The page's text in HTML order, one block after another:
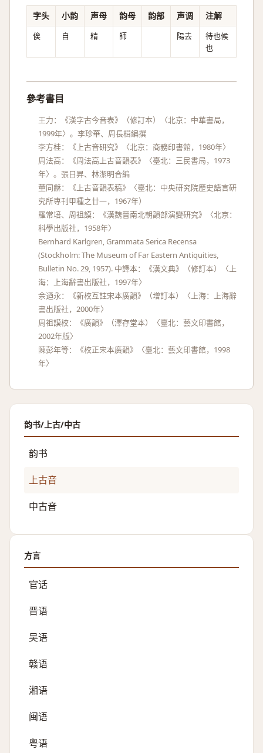
字头
小韵 声母 韵母 韵部 声调 注解
俟 自 精 師 陽去
待也候
也
參考書目
王力：《漢字古今音表》（修訂本）〈北京：中華書局，
1999年〉。李珍華、周長楫編撰
李方桂：《上古音研究》〈北京：商務印書館，1980年〉
周法高：《周法高上古音韻表》〈臺北：三民書局，1973
年〉。張日昇、林潔明合編
董同龢：《上古音韻表稿》〈臺北：中央研究院歷史語言研
究所專刊甲種之廿一，1967年）
羅常培、周祖謨：《漢魏晉南北朝韻部演變研究》〈北京：
科學出版社，1958年〉
Bernhard Karlgren, Grammata Serica Recensa
(Stockholm: The Museum of Far Eastern Antiquities,
Bulletin No. 29, 1957). 中譯本：《漢文典》（修訂本）〈上
海：上海辭書出版社，1997年〉
余迺永：《新校互註宋本廣韻》（增訂本）〈上海：上海辭
書出版社，2000年〉
周祖謨校：《廣韻》（澤存堂本）〈臺北：藝文印書館，
2002年版〉
陳彭年等：《校正宋本廣韻》〈臺北：藝文印書館，1998
年〉
韵书/上古/中古
韵书
上古音
中古音
方言
官话
晋语
吴语
赣语
湘语
闽语
粤语